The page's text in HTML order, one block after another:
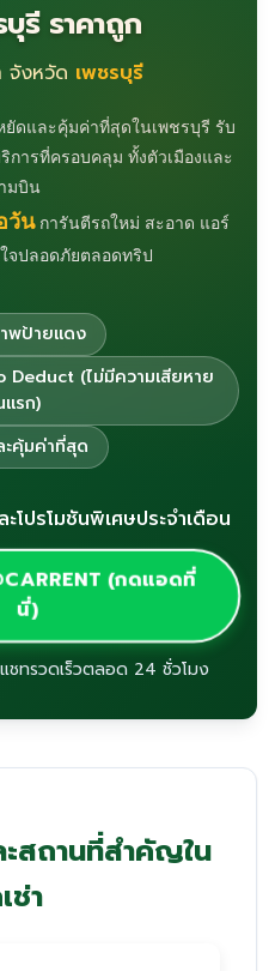
บุรี ราคาถูก
จังหวัด เพชรบุรี
ยัดและคุ้มค่าที่สุดในเพชรบุรี รับ
การที่ครอบคลุม ทั้งตัวเมืองและ
มบิน
วันการันตีรถใหม่ สะอาด แอร์
จปลอดภัยตลอดทริป
พป้ายแดง
Deduct (ไม่มีความเสียหาย
แรก)
ะคุ้มค่าที่สุด
โปรโมชันพิเศษประจำเดือน
(กดแอดที่
นี่)
ชทรวดเร็วตลอด 24 ชั่วโมง
ะสถานที่สำคัญใน
ช่า